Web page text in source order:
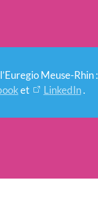
Meuse-Rhin :
et LinkedIn.